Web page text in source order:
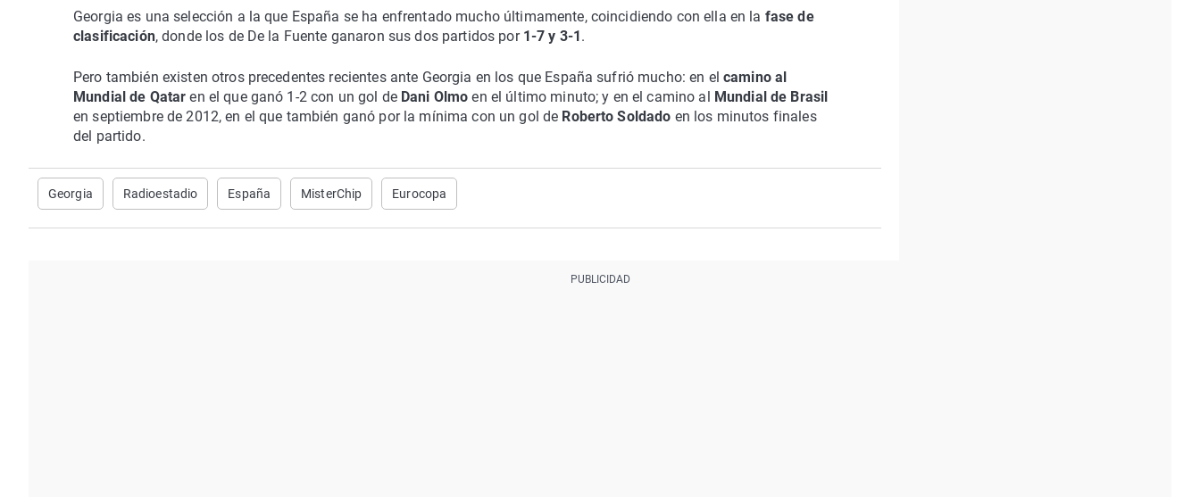
Georgia es una selección a la que España se ha enfrentado mucho últimamente, coincidiendo con ella en la fase de
clasificación, donde los de De la Fuente ganaron sus dos partidos por 1-7 y 3-1 .
Pero también existen otros precedentes recientes ante Georgia en los que España sufrió mucho: en el camino al
Mundial de Qatar en el que ganó 1-2 con un gol de Dani Olmo en el último minuto; y en el camino al
Mundial de Brasil
en septiembre de 2012, en el que también ganó por la mínima con un gol de Roberto Soldado en los minutos finales
del partido.
Georgia Radioestadio España MisterChip Eurocopa